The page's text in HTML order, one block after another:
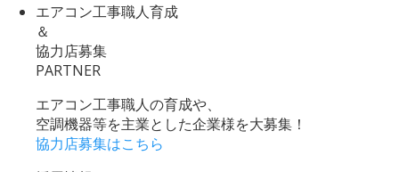
エアコン工事職人育成
＆
協力店募集
PARTNER
エアコン工事職人の育成や、
空調機器等を主業とした企業様を大募集！
協力店募集はこちら